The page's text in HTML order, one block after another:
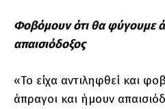
Φοβόμουν ότι θα φύγουμε
απαισιόδοξος
«Το είχα αντιληφθεί και
άπραγοι και ήμουν